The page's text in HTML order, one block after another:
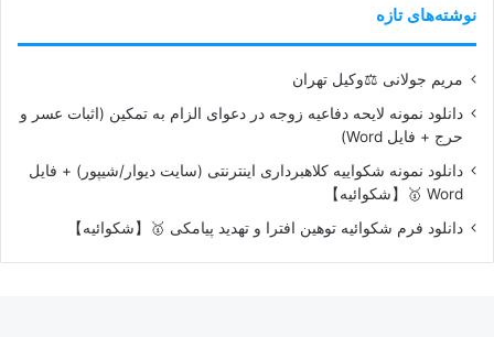
نوشته‌های تازه
مریم جولانی ⚖️وکیل تهران
دانلود نمونه لایحه دفاعیه زوجه در دعوای الزام به تمکین (اثبات عسر و
حرج + فایل Word)
دانلود نمونه شکواییه کلاهبرداری اینترنتی (سایت دیوار/شیپور) + فایل
Word 🥇【شکوائیه】
دانلود فرم شکوائیه توهین افترا و تهدید پیامکی 🥇【شکوائیه】